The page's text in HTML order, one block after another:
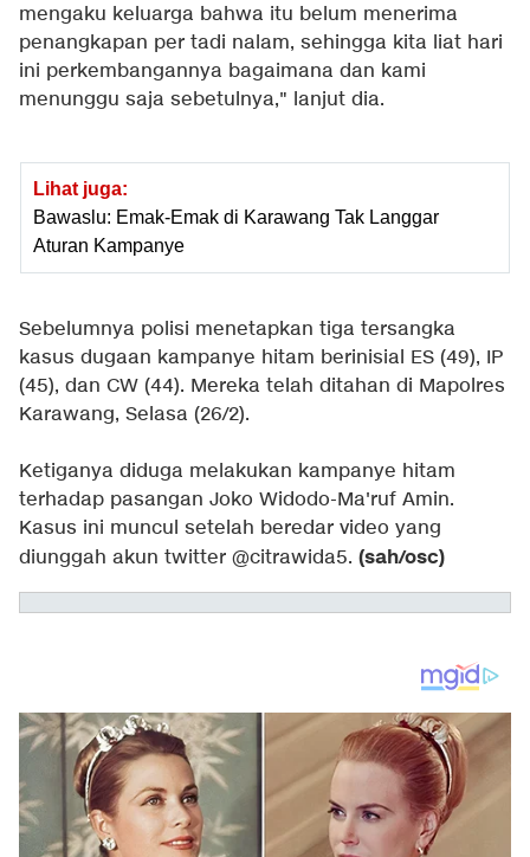
mengaku keluarga bahwa itu belum menerima
penangkapan per tadi nalam, sehingga kita liat hari
ini perkembangannya bagaimana dan kami
menunggu saja sebetulnya," lanjut dia.
Lihat juga:
Bawaslu: Emak-Emak di Karawang Tak Langgar
Aturan Kampanye
Sebelumnya polisi menetapkan tiga tersangka
kasus dugaan kampanye hitam berinisial ES (49), IP
(45), dan CW (44). Mereka telah ditahan di Mapolres
Karawang, Selasa (26/2).
Ketiganya diduga melakukan kampanye hitam
terhadap pasangan Joko Widodo-Ma'ruf Amin.
Kasus ini muncul setelah beredar video yang
diunggah akun twitter @citrawida5. (sah/osc)